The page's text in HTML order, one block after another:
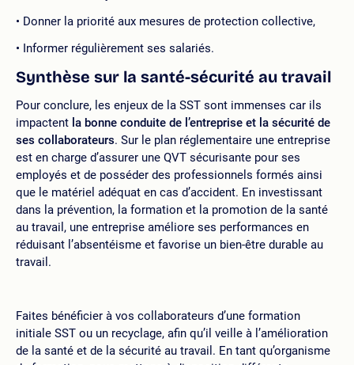
Donner la priorité aux mesures de protection collective,
Informer régulièrement ses salariés.
Synthèse sur la santé-sécurité au travail
Pour conclure, les enjeux de la SST sont immenses car ils
impactent la bonne conduite de l’entreprise et la sécurité de
ses collaborateurs. Sur le plan réglementaire une entreprise
est en charge d’assurer une QVT sécurisante pour ses
employés et de posséder des professionnels formés ainsi
que le matériel adéquat en cas d’accident. En investissant
dans la prévention, la formation et la promotion de la santé
au travail, une entreprise améliore ses performances en
réduisant l’absentéisme et favorise un bien-être durable au
travail.
Faites bénéficier à vos collaborateurs d’une formation
initiale SST ou un recyclage, afin qu’il veille à l’amélioration
de la santé et de la sécurité au travail. En tant qu’organisme